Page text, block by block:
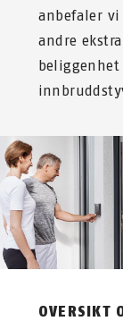
anbefaler
andre
OVERSIKT